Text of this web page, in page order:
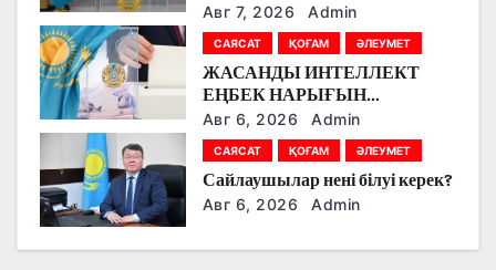
а
п
и
с
я
м
НЕГІЗІНДЕ ҚАЛЫПТАСЫП
ЖАТЫР
Авг 7, 2026 Admin
САЯСАТ ҚОҒАМ ӘЛЕУМЕТ
ЖАСАНДЫ ИНТЕЛЛЕКТ
ЕҢБЕК НАРЫҒЫН
ӨЗГЕРТУДЕ: ПАРТИЯЛАР
БІЛІМ БЕРУ МЕН БОЛАШАҚ
МАМАНДЫҚТАРДЫ
ТАЛҚЫЛАДЫ
Авг 6, 2026 Admin
САЯСАТ ҚОҒАМ ӘЛЕУМЕТ
Сайлаушылар нені білуі керек?
Авг 6, 2026 Admin